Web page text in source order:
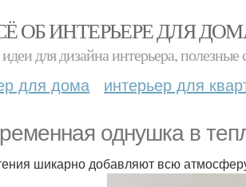
ОБ ИНТЕРЬЕРЕ ДЛЯ
для дизайна интерьера, полезные
для дома интерьер для
однушка в
шикарно добавляют всю